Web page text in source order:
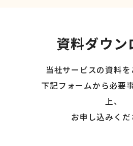
資料ダウン
当社サービスの資料
下記フォームから必要
上、
お申し込みくだ